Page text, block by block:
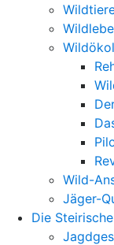
Wild-
Jäger-
Die